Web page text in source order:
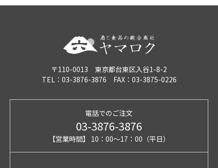
〒110-0013 東京都台東区入谷1-8-2
TEL：03-3876-3876 FAX：03-3875-0226
電話でのご注文
03-3876-3876
【営業時間】 10：00～17：00（平日）